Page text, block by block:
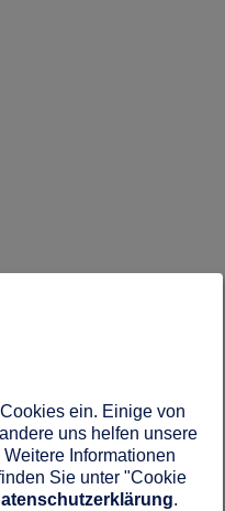
ein. Einige von
uns helfen unsere
Informationen
Sie unter "Cookie
.